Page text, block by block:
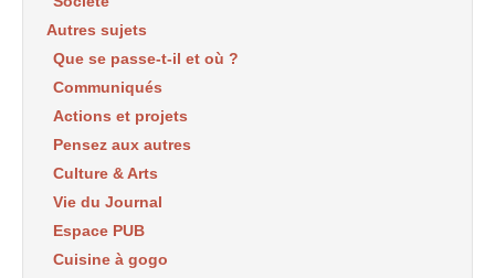
Autres sujets
Que se passe-t-il et où ?
Communiqués
Actions et projets
Pensez aux autres
Culture & Arts
Vie du Journal
Espace PUB
Cuisine à gogo